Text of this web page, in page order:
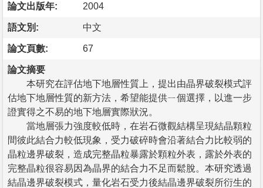
論文出版年: 2004
語文別: 中文
論文頁數: 67
論文摘要
本研究在評估地下地層性質上，提出由晶界破裂模式評
估地下地層性質的新方法，希望能提供ㄧ個選擇，以進一步
證實得之不易的地下地層實際狀況。
當地層張力強度較低時，在岩石微觀結構呈現結晶顆粒
間彼此結合力較低現象，受力破碎時會沿著結合力比較弱的
晶粒邊界破裂，造成完整晶粒暴露於顆粒外表，露於外表的
完整晶粒很容易因為晶界的結合力不足而鬆脫。本研究透過
結晶邊界破裂模式，量化岩石受力後結晶邊界破裂所衍生的